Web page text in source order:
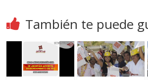
También te puede